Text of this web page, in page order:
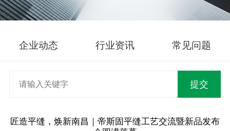
企业动态 行业资讯 常见问题
匠造平缝，焕新南昌｜帝斯固平缝工艺交流暨新品发布